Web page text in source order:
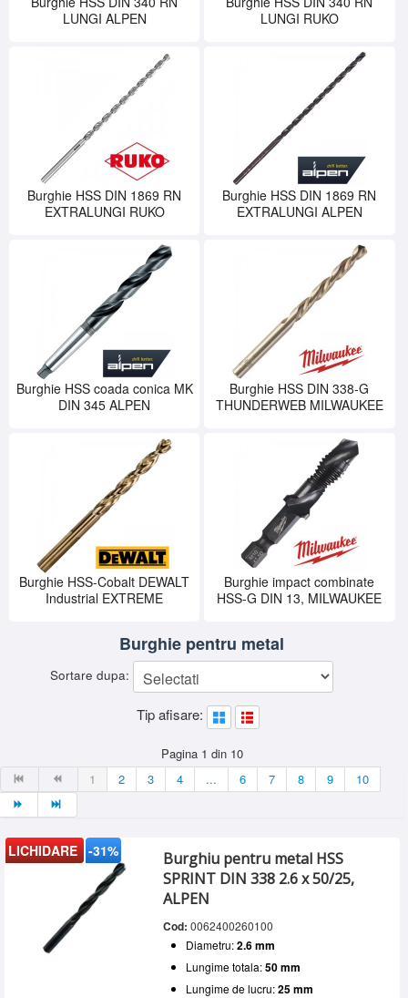
LUNGI ALPEN
LUNGI RUKO
Burghie HSS DIN 1869 RN
EXTRALUNGI RUKO
Burghie HSS DIN 1869 RN
EXTRALUNGI ALPEN
Burghie HSS coada conica MK
DIN 345 ALPEN
Burghie HSS DIN 338-G
THUNDERWEB MILWAUKEE
Burghie HSS-Cobalt DEWALT
Industrial EXTREME
Burghie impact combinate
HSS-G DIN 13, MILWAUKEE
Burghie pentru metal
Sortare dupa:
Tip afisare:
Pagina 1 din 10
1
2 3 4 ... 6 7 8 9 10
LICHIDARE -31%
Burghiu pentru metal HSS
SPRINT DIN 338 2.6 x 50/25,
ALPEN
Cod: 0062400260100
Diametru:2.6 mm
Lungime totala:50 mm
Lungime de lucru:25 mm